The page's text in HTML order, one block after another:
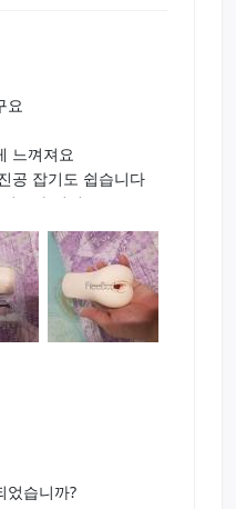
요
느껴져요
공 잡기도 쉽습니다
구가 넓어요
벌인가? 싶었는데
사를 만나실수 있습니
분들은 만족하실듯
었습니까?